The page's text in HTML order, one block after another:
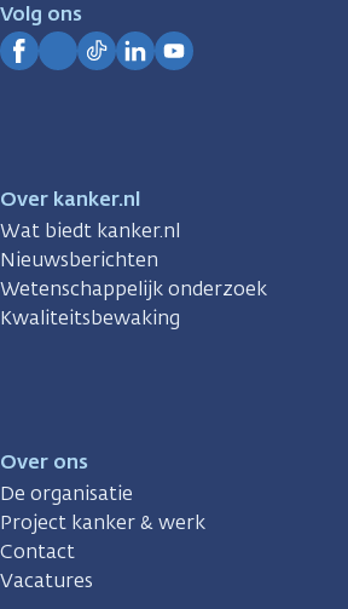
Volg ons
Over kanker.nl
Wat biedt kanker.nl
Nieuwsberichten
Wetenschappelijk onderzoek
Kwaliteitsbewaking
Over ons
De organisatie
Project kanker & werk
Contact
Vacatures